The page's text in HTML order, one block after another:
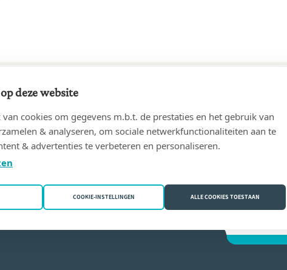
heden
notarissen(8940 Wervik (Geluwe))
deze website
cookies om gegevens m.b.t. de prestaties en het gebruik van
& analyseren, om sociale netwerkfunctionaliteiten aan te
& advertenties te verbeteren en personaliseren.
COOKIE-INSTELLINGEN ALLE COOKIES TOESTAAN